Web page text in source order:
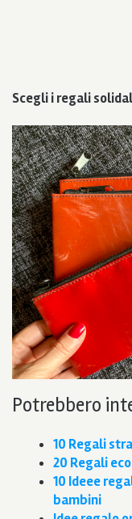
Scegli i regali
Potrebbero
10 Regali
20 Regali
10 Ideee
bambini